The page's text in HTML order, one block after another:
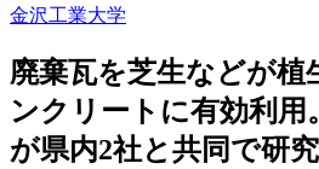
金沢工業大学
廃棄瓦を芝生などが植
ンクリートに有効利用
が県内2社と共同で研究